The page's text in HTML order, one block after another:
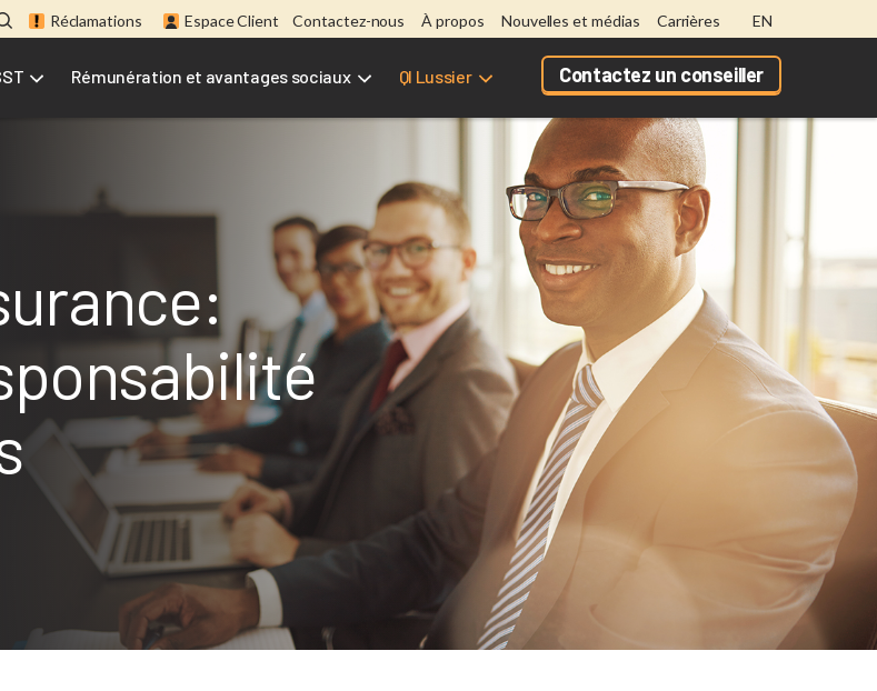
Réclamations Espace Client Contactez-nous À propos Nouvelles et médias Carrières EN
Rémunération et avantages sociaux QI Lussier Contactez un conseiller